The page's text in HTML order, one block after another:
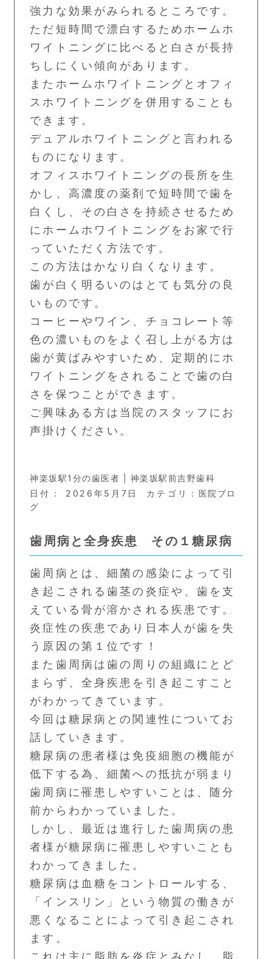
強力な効果がみられるところです。
ただ短時間で漂白するためホームホ
ワイトニングに比べると白さが長持
ちしにくい傾向があります。
またホームホワイトニングとオフィ
スホワイトニングを併用することも
できます。
デュアルホワイトニングと言われる
ものになります。
オフィスホワイトニングの長所を生
かし、高濃度の薬剤で短時間で歯を
白くし、その白さを持続させるため
にホームホワイトニングをお家で行
っていただく方法です。
この方法はかなり白くなります。
歯が白く明るいのはとても気分の良
いものです。
コーヒーやワイン、チョコレート等
色の濃いものをよく召し上がる方は
歯が黄ばみやすいため、定期的にホ
ワイトニングをされることで歯の白
さを保つことができます。
ご興味ある方は当院のスタッフにお
声掛けください。
神楽坂駅1分の歯医者 | 神楽坂駅前吉野歯科
日付： 2026年5月7日 カテゴリ： 医院ブロ
グ
歯周病と全身疾患 その１糖尿病
歯周病とは、細菌の感染によって引
き起こされる歯茎の炎症や、歯を支
えている骨が溶かされる疾患です。
炎症性の疾患であり日本人が歯を失
う原因の第１位です！
また歯周病は歯の周りの組織にとど
まらず、全身疾患を引き起こすこと
がわかってきています。
今回は糖尿病との関連性についてお
話していきます。
糖尿病の患者様は免疫細胞の機能が
低下する為、細菌への抵抗が弱まり
歯周病に罹患しやすいことは、随分
前からわかっていました。
しかし、最近は進行した歯周病の患
者様が糖尿病に罹患しやすいことも
わかってきました。
糖尿病は血糖をコントロールする、
「インスリン」という物質の働きが
悪くなることによって引き起こされ
ます。
これは主に脂肪を炎症とみなし、脂